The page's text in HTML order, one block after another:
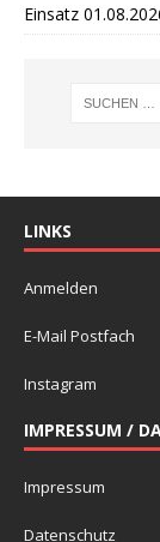
Einsatz
LINKS
Anmelden
E-Mail Postfach
Instagram
IMPRESSUM /
Impressum
Datenschutz